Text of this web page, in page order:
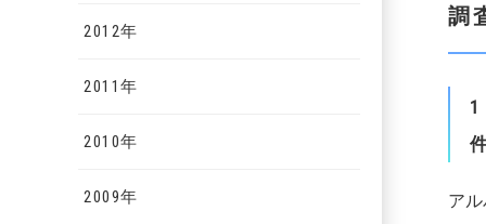
2012年
2011年
2010年
2009年
調
1
ア